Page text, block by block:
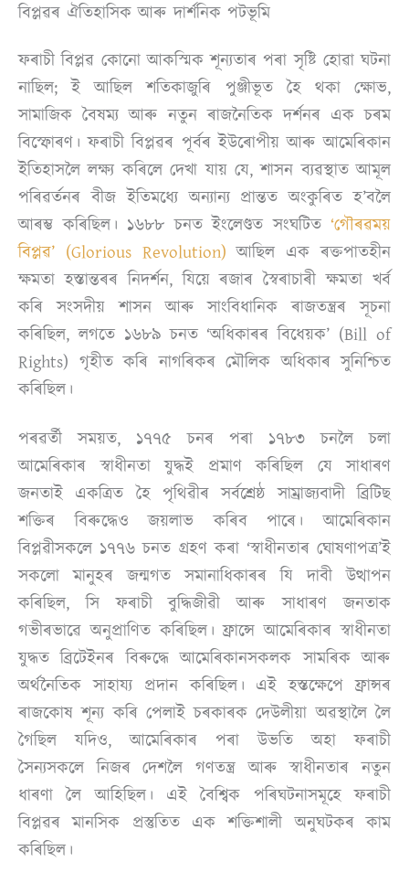
বিপ্লৱৰ ঐতিহাসিক আৰু দাৰ্শনিক পটভূমি
ফৰাচী বিপ্লৱ কোনো আকস্মিক শূন্যতাৰ পৰা সৃষ্টি হোৱা ঘটনা
নাছিল; ই আছিল শতিকাজুৰি পুঞ্জীভূত হৈ থকা ক্ষোভ,
সামাজিক বৈষম্য আৰু নতুন ৰাজনৈতিক দৰ্শনৰ এক চৰম
বিস্ফোৰণ। ফৰাচী বিপ্লৱৰ পূৰ্বৰ ইউৰোপীয় আৰু আমেৰিকান
ইতিহাসলৈ লক্ষ্য কৰিলে দেখা যায় যে, শাসন ব্যৱস্থাত আমূল
পৰিৱৰ্তনৰ বীজ ইতিমধ্যে অন্যান্য প্ৰান্তত অংকুৰিত হ’বলৈ
আৰম্ভ কৰিছিল। ১৬৮৮ চনত ইংলেণ্ডত সংঘটিত ‘গৌৰৱময়
বিপ্লৱ’ (Glorious Revolution) আছিল এক ৰক্তপাতহীন
ক্ষমতা হস্তান্তৰৰ নিদৰ্শন, যিয়ে ৰজাৰ স্বৈৰাচাৰী ক্ষমতা খৰ্ব
কৰি সংসদীয় শাসন আৰু সাংবিধানিক ৰাজতন্ত্ৰৰ সূচনা
কৰিছিল, লগতে ১৬৮৯ চনত ‘অধিকাৰৰ বিধেয়ক’ (Bill of
Rights) গৃহীত কৰি নাগৰিকৰ মৌলিক অধিকাৰ সুনিশ্চিত
কৰিছিল।
পৰৱৰ্তী সময়ত, ১৭৭৫ চনৰ পৰা ১৭৮৩ চনলৈ চলা
আমেৰিকাৰ স্বাধীনতা যুদ্ধই প্ৰমাণ কৰিছিল যে সাধাৰণ
জনতাই একত্ৰিত হৈ পৃথিৱীৰ সৰ্বশ্ৰেষ্ঠ সাম্ৰাজ্যবাদী ব্ৰিটিছ
শক্তিৰ বিৰুদ্ধেও জয়লাভ কৰিব পাৰে। আমেৰিকান
বিপ্লৱীসকলে ১৭৭৬ চনত গ্ৰহণ কৰা ‘স্বাধীনতাৰ ঘোষণাপত্ৰ’ই
সকলো মানুহৰ জন্মগত সমানাধিকাৰৰ যি দাবী উত্থাপন
কৰিছিল, সি ফৰাচী বুদ্ধিজীৱী আৰু সাধাৰণ জনতাক
গভীৰভাৱে অনুপ্ৰাণিত কৰিছিল। ফ্ৰান্সে আমেৰিকাৰ স্বাধীনতা
যুদ্ধত ব্ৰিটেইনৰ বিৰুদ্ধে আমেৰিকানসকলক সামৰিক আৰু
অৰ্থনৈতিক সাহায্য প্ৰদান কৰিছিল। এই হস্তক্ষেপে ফ্ৰান্সৰ
ৰাজকোষ শূন্য কৰি পেলাই চৰকাৰক দেউলীয়া অৱস্থালৈ লৈ
গৈছিল যদিও, আমেৰিকাৰ পৰা উভতি অহা ফৰাচী
সৈন্যসকলে নিজৰ দেশলৈ গণতন্ত্ৰ আৰু স্বাধীনতাৰ নতুন
ধাৰণা লৈ আহিছিল। এই বৈশ্বিক পৰিঘটনাসমূহে ফৰাচী
বিপ্লৱৰ মানসিক প্ৰস্তুতিত এক শক্তিশালী অনুঘটকৰ কাম
কৰিছিল।